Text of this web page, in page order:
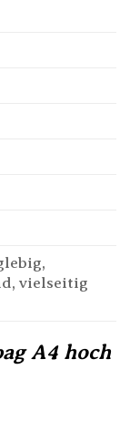
vielseitig
A4 hoch